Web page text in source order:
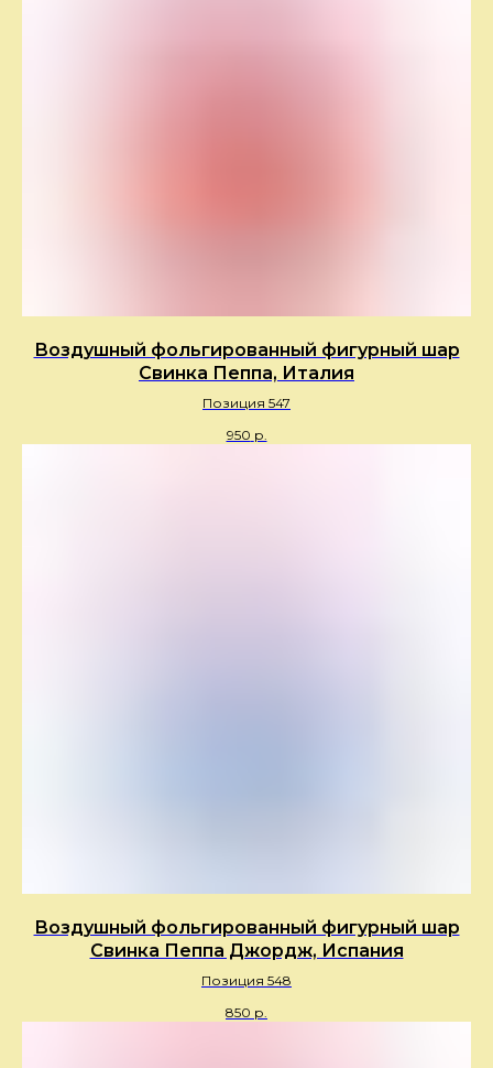
Воздушный фольгированный фигурный шар
Свинка Пеппа, Италия
Позиция 547
950 р.
Воздушный фольгированный фигурный шар
Свинка Пеппа Джордж, Испания
Позиция 548
850 р.